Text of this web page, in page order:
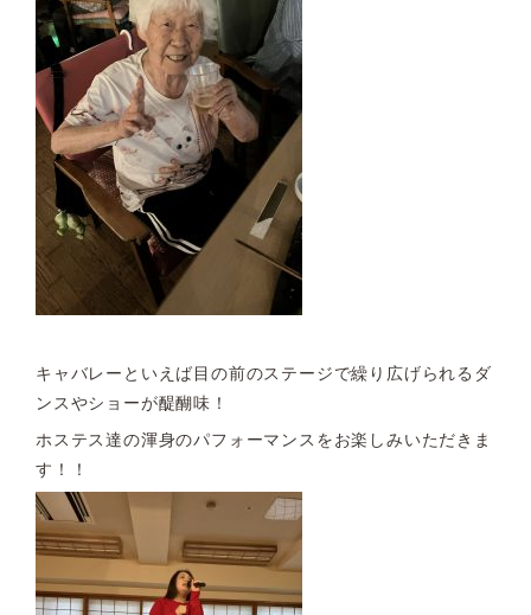
キャバレーといえば目の前のステージで繰り広げられるダ
ンスやショーが醍醐味！
ホステス達の渾身のパフォーマンスをお楽しみいただきま
す！！